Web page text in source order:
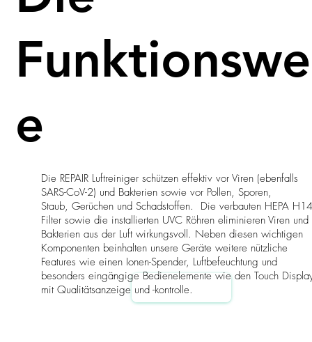
MEHR ERFAHREN
e
Die REPAIR Luftreiniger schützen effektiv vor Viren (ebenfalls
SARS-CoV-2) und Bakterien sowie vor Pollen, Sporen,
Staub, Gerüchen und Schadstoffen. Die verbauten HEPA
Filter sowie die installierten UVC Röhren eliminieren Viren und
Bakterien aus der Luft wirkungsvoll. Neben diesen wichtigen
Komponenten beinhalten unsere Geräte weitere nützliche
Features wie einen Ionen-Spender, Luftbefeuchtung und
besonders eingängige Bedienelemente wie den Touch
mit Qualitätsanzeige und -kontrolle.